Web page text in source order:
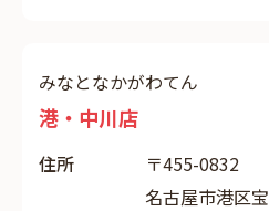
みなとなかがわてん
港・中川店
住所
〒455-0832
名古屋市港区